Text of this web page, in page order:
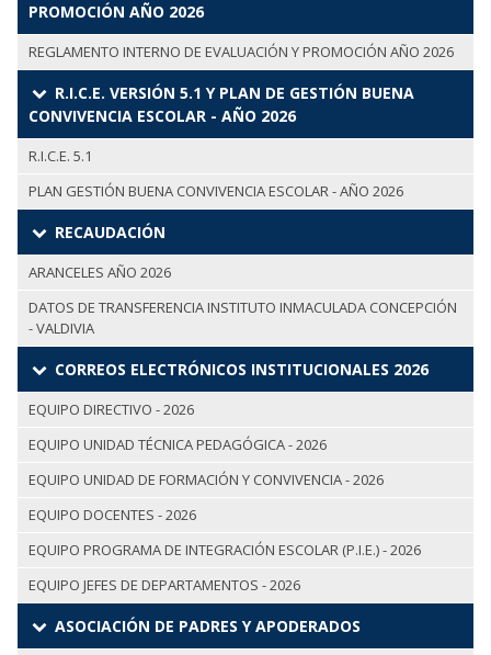
PROMOCIÓN AÑO 2026
REGLAMENTO INTERNO DE EVALUACIÓN Y PROMOCIÓN AÑO 2026
R.I.C.E. VERSIÓN 5.1 Y PLAN DE GESTIÓN BUENA
CONVIVENCIA ESCOLAR - AÑO 2026
R.I.C.E. 5.1
PLAN GESTIÓN BUENA CONVIVENCIA ESCOLAR - AÑO 2026
RECAUDACIÓN
ARANCELES AÑO 2026
DATOS DE TRANSFERENCIA INSTITUTO INMACULADA CONCEPCIÓN
- VALDIVIA
CORREOS ELECTRÓNICOS INSTITUCIONALES 2026
EQUIPO DIRECTIVO - 2026
EQUIPO UNIDAD TÉCNICA PEDAGÓGICA - 2026
EQUIPO UNIDAD DE FORMACIÓN Y CONVIVENCIA - 2026
EQUIPO DOCENTES - 2026
EQUIPO PROGRAMA DE INTEGRACIÓN ESCOLAR (P.I.E.) - 2026
EQUIPO JEFES DE DEPARTAMENTOS - 2026
ASOCIACIÓN DE PADRES Y APODERADOS